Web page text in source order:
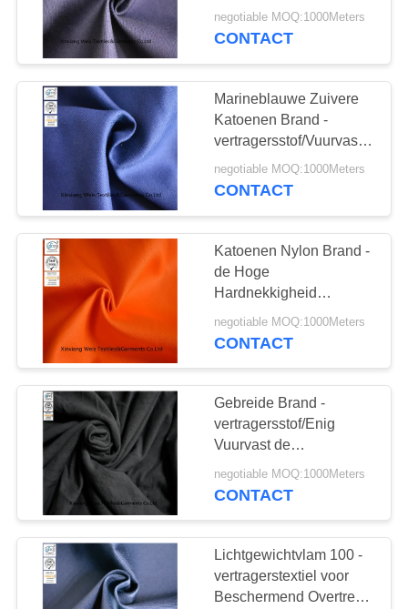
brand -
vertragerskostuum
40
Algemene de Slab
van Fr
Brand -
vertragersoverhemden
18
vertragersstof Gebreid
Piqué
negotiable MOQ:1000Meters
CONTACT
Marineblauwe Zuivere
Katoenen Brand -
vertragersstof/Vuurvast
Doekmateriaal
negotiable MOQ:1000Meters
CONTACT
Katoenen Nylon Brand -
de Hoge
Hardnekkigheid
NFPA2112 van de
vertragersstof voor
negotiable MOQ:1000Meters
CONTACT
Gebreide Brand -
vertragersstof/Enig
Vuurvast de
Kledingsmateriaal van
Jersey voor Ondergoed
negotiable MOQ:1000Meters
CONTACT
Lichtgewichtvlam 100 -
vertragerstextiel voor
Beschermend Overtrek